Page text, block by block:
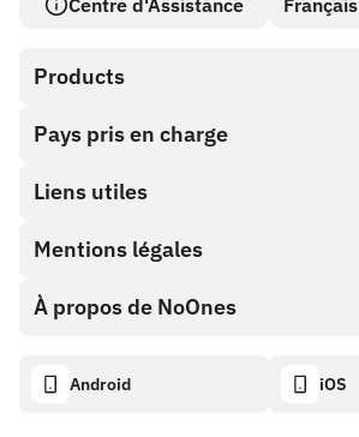
Centre d'Assistance Français
Products
SnapX
Cash out
Boutique de cartes cadeaux
Portefeuille NoOnes
Pays pris en charge
Liens utiles
Programme Partenaire
Documentation API
Mentions légales
Politique de récompense de bogue
À propos de NoOnes
Android iOS